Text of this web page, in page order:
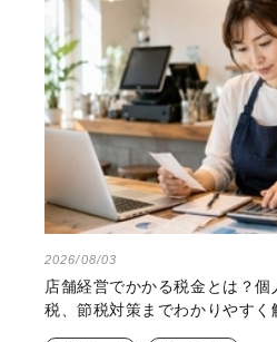
2026/08/03
店舗経営でかかる税金とは？
税、節税対策までわかりやすく